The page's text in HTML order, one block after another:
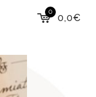
0
0,0€